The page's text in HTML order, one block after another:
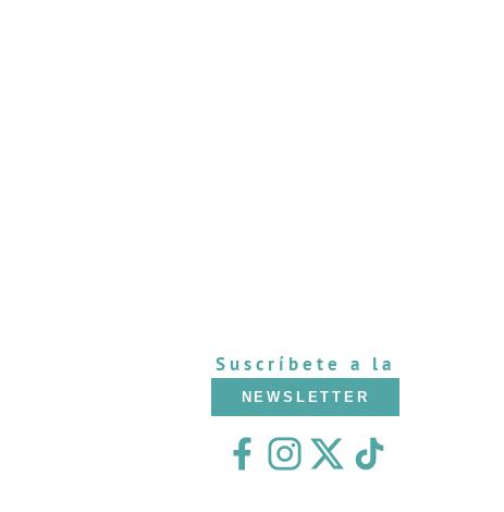
Suscríbete a la
NEWSLETTER